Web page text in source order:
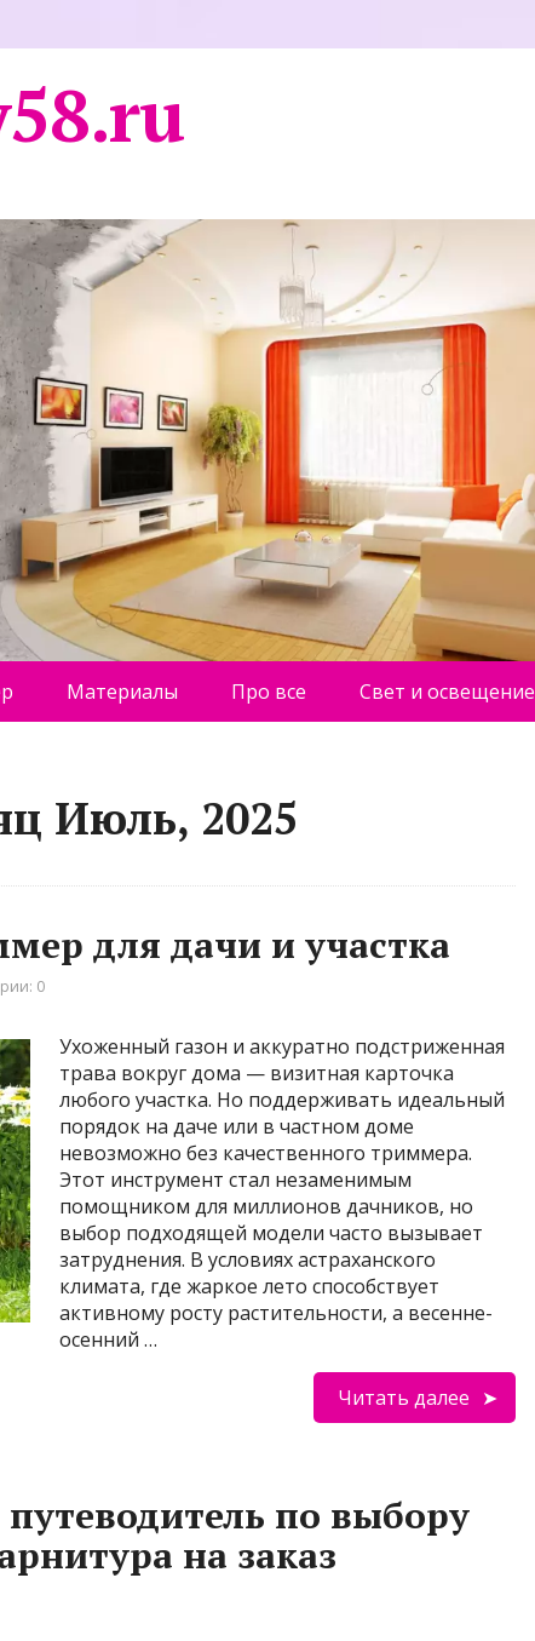
Материалы Про все Свет и освещение
Июль, 2025
для дачи и участка
0
Ухоженный газон и аккуратно подстриженная
трава вокруг дома — визитная карточка
любого участка. Но поддерживать идеальный
порядок на даче или в частном доме
невозможно без качественного триммера.
Этот инструмент стал незаменимым
помощником для миллионов дачников, но
выбор подходящей модели часто вызывает
затруднения. В условиях астраханского
климата, где жаркое лето способствует
активному росту растительности, а весенне-
осенний …
Читать далее
по выбору
на заказ